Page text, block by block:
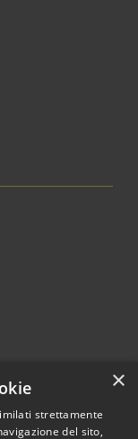
×
strettamente
del sito,